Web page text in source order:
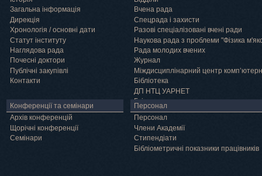
Загальна інформація
Дирекція
Хронологія / основні дати
Статут інституту
Наглядова рада
Почесні доктори
Публічні закупівлі
Контакти
Вчена рада
Спецрада і захисти
Разові спеціалізовані вчені ради
Наукова рада з проблеми "Фізика
Рада молодих вчених
Журнал
Міждисциплінарний центр
Бібліотека
ДП НТЦ УАРНЕТ
Грід
Конференції та семінари
Архів конференцій
Щорічні конференції
Семінари
Персонал
Персонал
Члени Академії
Cтипендіати
Бібліометричні показники працівників